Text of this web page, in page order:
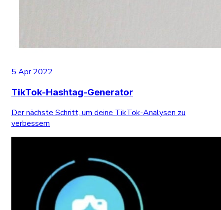
5 Apr 2022
TikTok-Hashtag-Generator
Der nächste Schritt, um deine TikTok-Analysen zu
verbessern